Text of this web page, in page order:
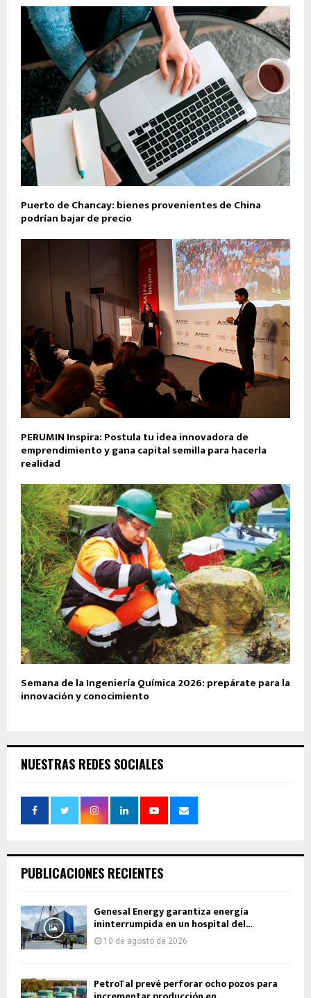
Puerto de Chancay: bienes provenientes de China
podrían bajar de precio
PERUMIN Inspira: Postula tu idea innovadora de
emprendimiento y gana capital semilla para hacerla
realidad
Semana de la Ingeniería Química 2026: prepárate para la
innovación y conocimiento
NUESTRAS REDES SOCIALES
PUBLICACIONES RECIENTES
Genesal Energy garantiza energía
ininterrumpida en un hospital del...
10 de agosto de 2026
PetroTal prevé perforar ocho pozos para